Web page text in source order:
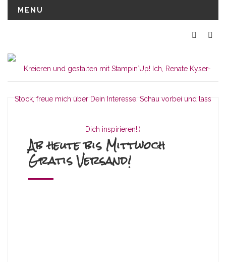
MENU
Ab heute bis Mittwoch
Gratis Versand!